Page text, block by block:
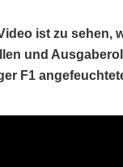
ist zu sehen,
und
F1